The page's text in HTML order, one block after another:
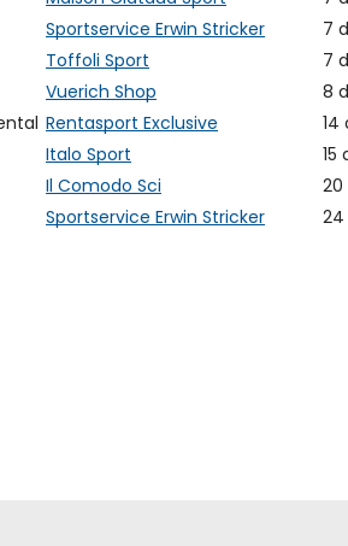
Sportservice Erwin Stricker
7
Toffoli Sport
7
Vuerich Shop
8
Rentasport Exclusive
14
Italo Sport
15
Il Comodo Sci
Sportservice Erwin Stricker